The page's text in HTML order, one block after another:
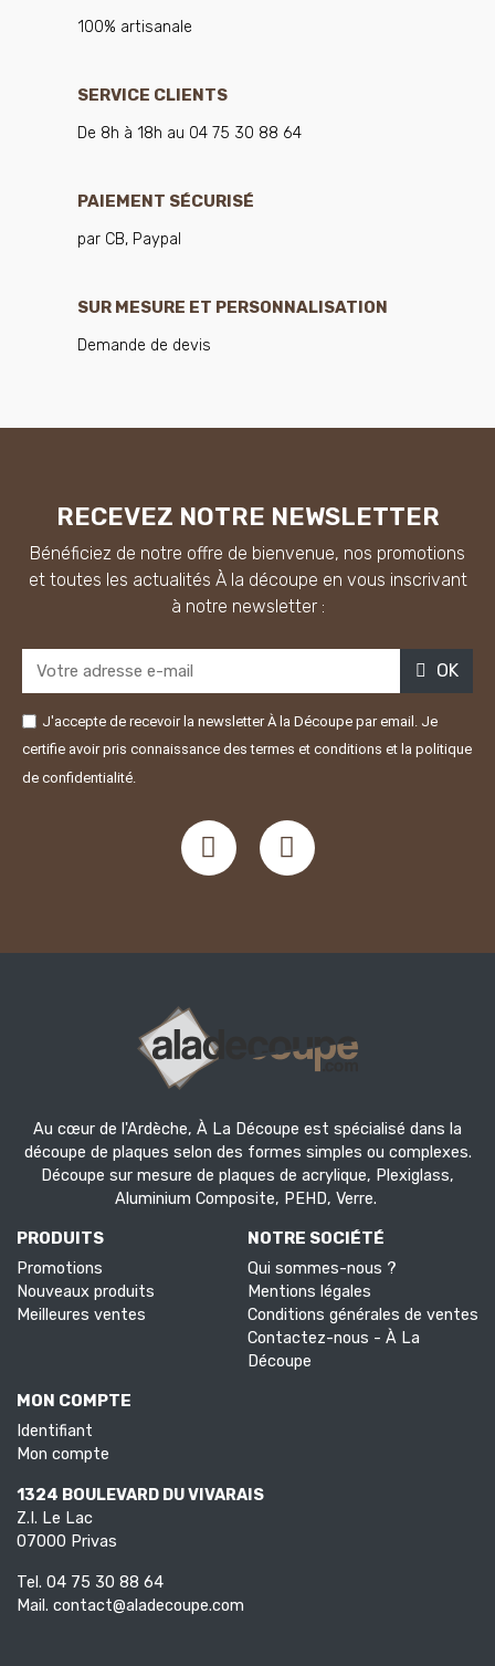
100% artisanale
SERVICE CLIENTS
De 8h à 18h au 04 75 30 88 64
PAIEMENT SÉCURISÉ
par CB, Paypal
SUR MESURE ET PERSONNALISATION
Demande de devis
RECEVEZ NOTRE NEWSLETTER
Bénéficiez de notre offre de bienvenue, nos promotions
et toutes les actualités À la découpe en vous inscrivant
à notre newsletter :
OK
J'accepte de recevoir la newsletter À la Découpe par email. Je
certifie avoir pris connaissance des termes et conditions et la politique
de confidentialité.
Au cœur de l'Ardèche, À La Découpe est spécialisé dans la
découpe de plaques selon des formes simples ou complexes.
Découpe sur mesure de plaques de acrylique, Plexiglass,
Aluminium Composite, PEHD, Verre.
PRODUITS
Promotions
Nouveaux produits
Meilleures ventes
NOTRE SOCIÉTÉ
Qui sommes-nous ?
Mentions légales
Conditions générales de ventes
Contactez-nous - À La
Découpe
MON COMPTE
Identifiant
Mon compte
1324 BOULEVARD DU VIVARAIS
Z.I. Le Lac
07000 Privas
Tel. 04 75 30 88 64
Mail. contact@aladecoupe.com